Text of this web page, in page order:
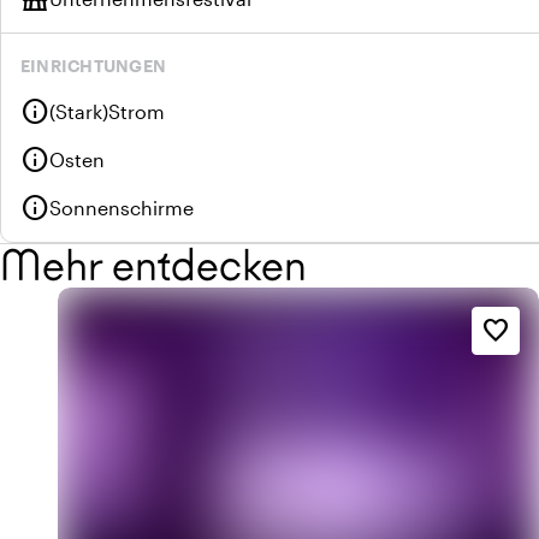
EINRICHTUNGEN
info(Stark)Strom
infoOsten
infoSonnenschirme
Mehr entdecken
favorite_border